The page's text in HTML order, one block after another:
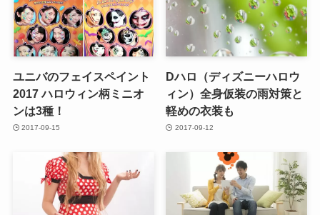
ユニバのフェイスペイント
2017 ハロウィン柄ミニオ
ンは3種！
2017-09-15
Dハロ（ディズニーハロウ
ィン）全身仮装の雨対策と
軽めの衣装も
2017-09-12